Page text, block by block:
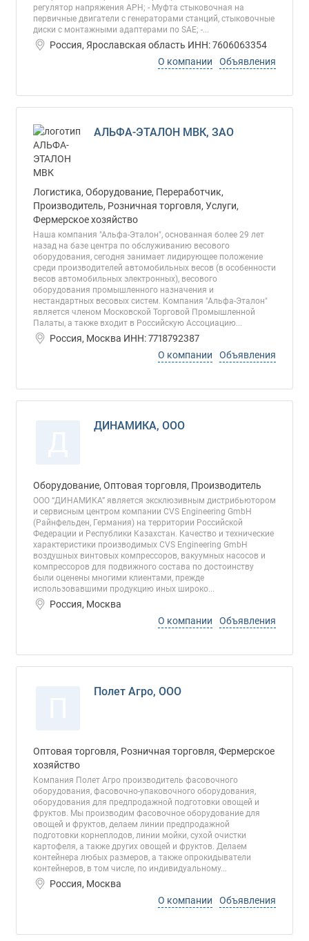
регулятор напряжения АРН; - Муфта стыковочная на
первичные двигатели с генераторами станций, стыковочные
диски с монтажными адаптерами по SAE; -...
Россия, Ярославская область ИНН: 7606063354
О компании
Объявления
АЛЬФА-ЭТАЛОН МВК, ЗАО
Логистика, Оборудование, Переработчик,
Производитель, Розничная торговля, Услуги,
Фермерское хозяйство
Наша компания "Альфа-Эталон", основанная более 29 лет
назад на базе центра по обслуживанию весового
оборудования, сегодня занимает лидирующее положение
среди производителей автомобильных весов (в особенности
весов автомобильных электронных), весового
оборудования промышленного назначения и
нестандартных весовых систем. Компания "Альфа-Эталон"
является членом Московской Торговой Промышленной
Палаты, а также входит в Российскую Ассоциацию...
Россия, Москва ИНН: 7718792387
О компании
Объявления
ДИНАМИКА, ООО
Оборудование, Оптовая торговля, Производитель
ООО “ДИНАМИКА” является эксклюзивным дистрибьютором
и сервисным центром компании CVS Engineering GmbH
(Райнфельден, Германия) на территории Российской
Федерации и Республики Казахстан. Качество и технические
характеристики производимых CVS Engineering GmbH
воздушных винтовых компрессоров, вакуумных насосов и
компрессоров для подвижного состава по достоинству
были оценены многими клиентами, прежде
использовавшими продукцию иных широко...
Россия, Москва
О компании
Объявления
Полет Агро, ООО
Оптовая торговля, Розничная торговля, Фермерское
хозяйство
Компания Полет Агро производитель фасовочного
оборудования, фасовочно-упаковочного оборудования,
оборудования для предпродажной подготовки овощей и
фруктов. Мы производим фасовочное оборудование для
овощей и фруктов, делаем линии предпродажной
подготовки корнеплодов, линии мойки, сухой очистки
картофеля, а также других овощей и фруктов. Делаем
контейнера любых размеров, а также опрокидыватели
контейнеров, в том числе, по индивидуальному...
Россия, Москва
О компании
Объявления